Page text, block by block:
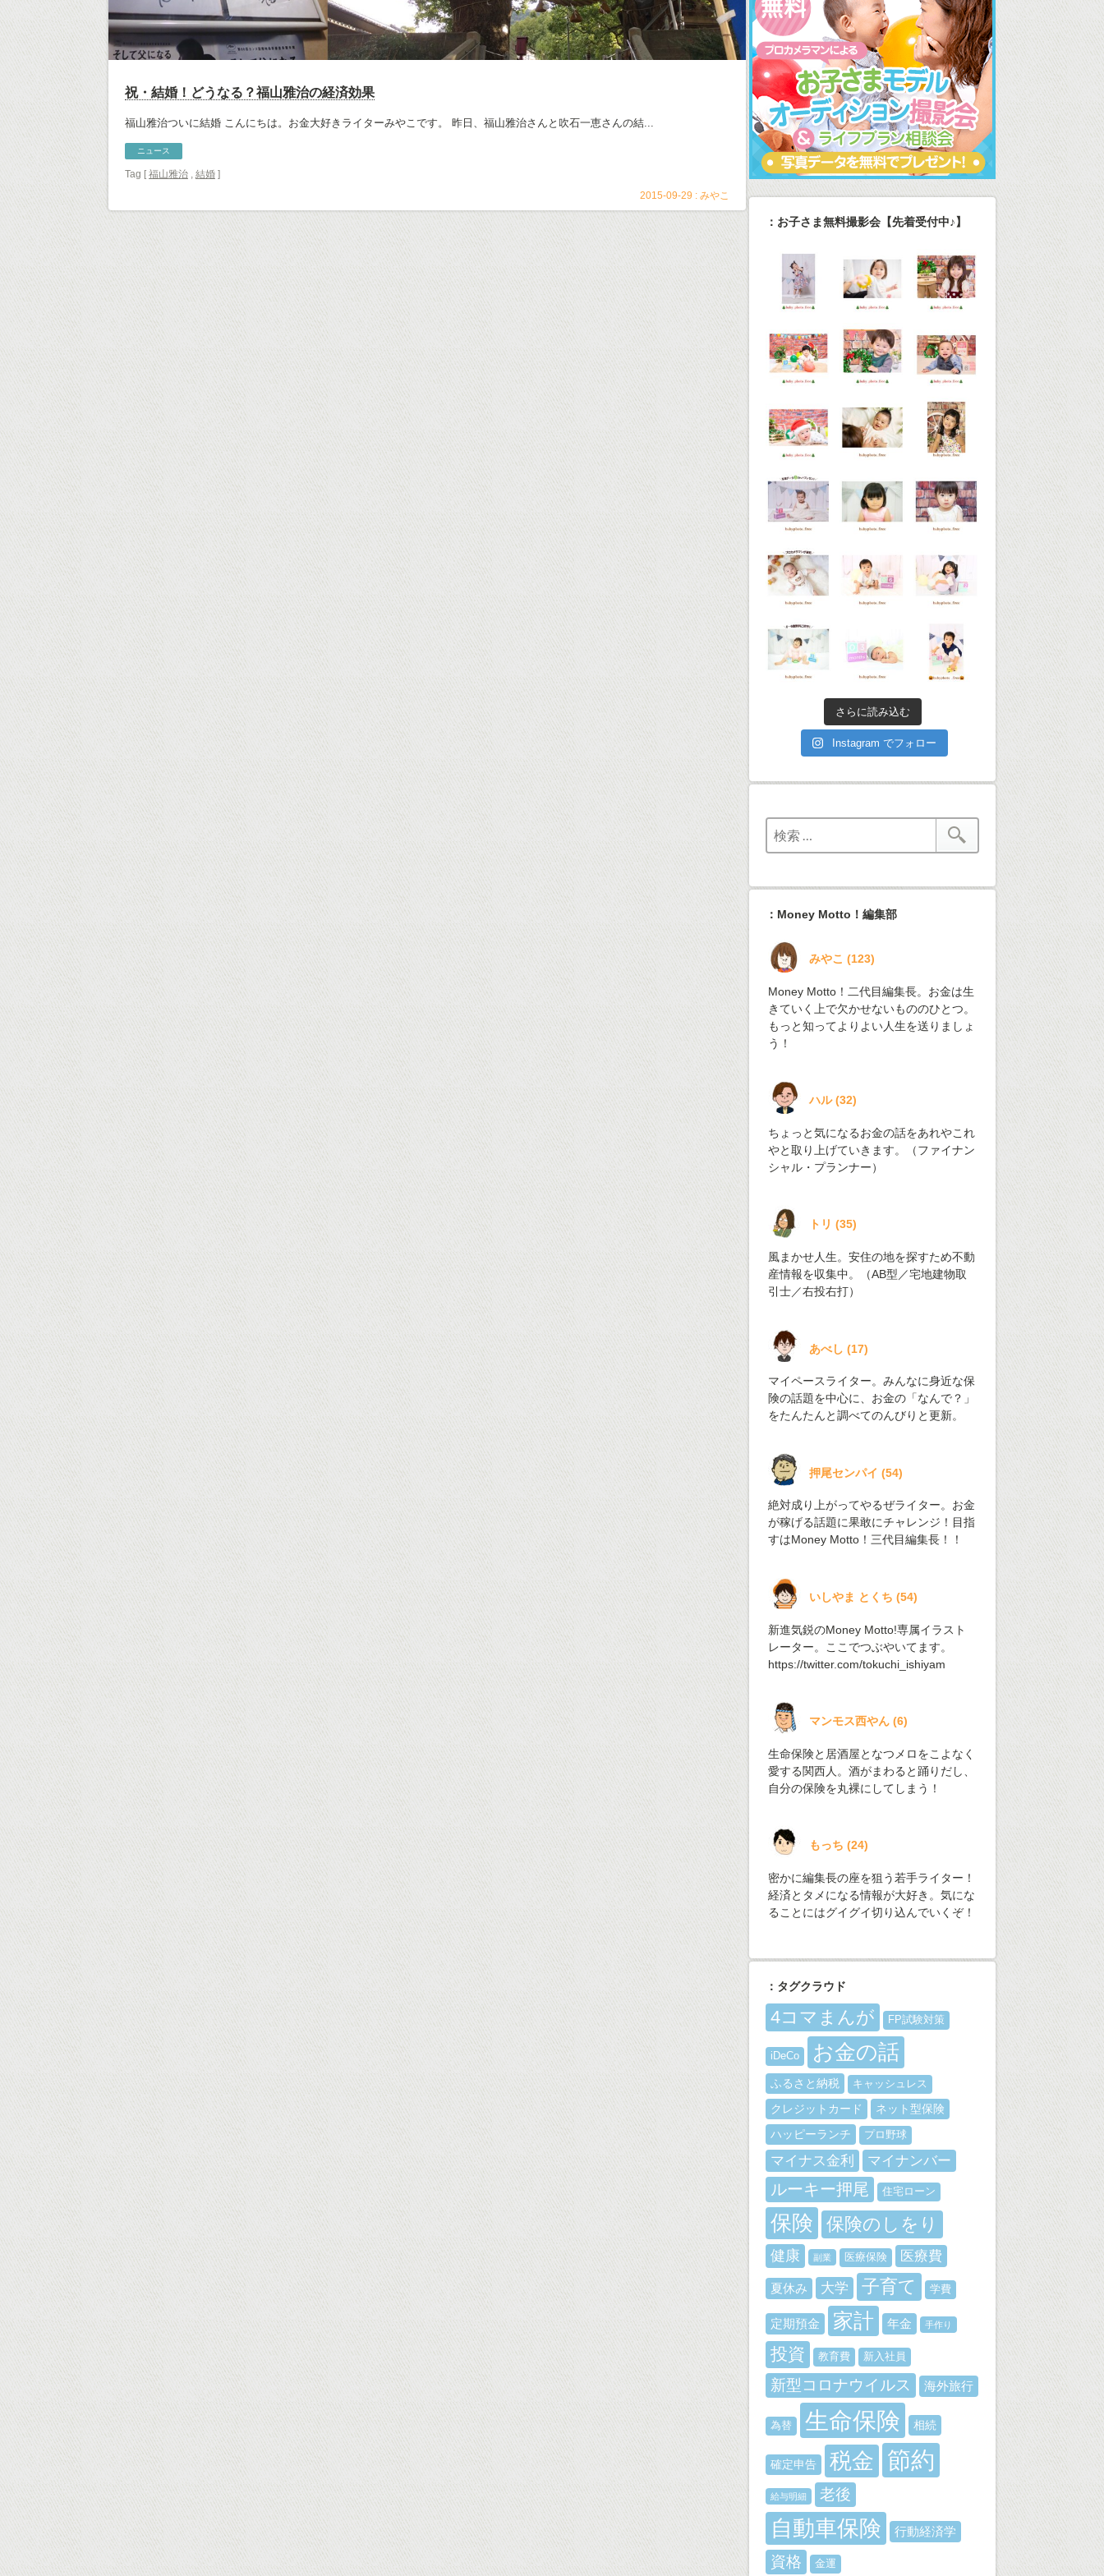
祝・結婚！どうなる？福山雅治の経済効果
福山雅治ついに結婚 こんにちは。お金大好きライターみやこです。 昨日、福山雅治さんと吹石一恵さんの結...
ニュース
Tag [福山雅治 結婚 ]
2015-09-29 : みやこ
：お子さま無料撮影会【先着受付中♪】
さらに読み込む
Instagram でフォロー
：Money Motto！編集部
みやこ (123)
Money Motto！二代目編集長。お金は生
きていく上で欠かせないもののひとつ。
もっと知ってよりよい人生を送りましょ
う！
ハル(32)
ちょっと気になるお金の話をあれやこれ
やと取り上げていきます。（ファイナン
シャル・プランナー）
トリ (35)
風まかせ人生。安住の地を探すため不動
産情報を収集中。（AB型／宅地建物取
引士／右投右打）
あべし (17)
マイペースライター。みんなに身近な保
険の話題を中心に、お金の「なんで？」
をたんたんと調べてのんびりと更新。
押尾センパイ (54)
絶対成り上がってやるぜライター。お金
が稼げる話題に果敢にチャレンジ！目指
すはMoney Motto！三代目編集長！！
いしやま とくち (54)
新進気鋭のMoney Motto!専属イラスト
レーター。ここでつぶやいてます。
https://twitter.com/tokuchi_ishiyam
マンモス西やん (6)
生命保険と居酒屋となつメロをこよなく
愛する関西人。酒がまわると踊りだし、
自分の保険を丸裸にしてしまう！
もっち (24)
密かに編集長の座を狙う若手ライター！
経済とタメになる情報が大好き。気にな
ることにはグイグイ切り込んでいくぞ！
：タグクラウド
4コマまんが FP試験対策
iDeCo お金の話
ふるさと納税 キャッシュレス
クレジットカード
ネット型保険
ハッピーランチ
プロ野球
マイナス金利 マイナンバー
ルーキー押尾 住宅ローン
保険 保険のしをり
健康 副業 医療保険 医療費
夏休み 大学 子育て 学費
定期預金 家計 年金 手作り
投資 教育費 新入社員
新型コロナウイルス 海外旅行
為替 生命保険 相続
確定申告 税金 節約
給与明細 老後
自動車保険 行動経済学
資格 金運